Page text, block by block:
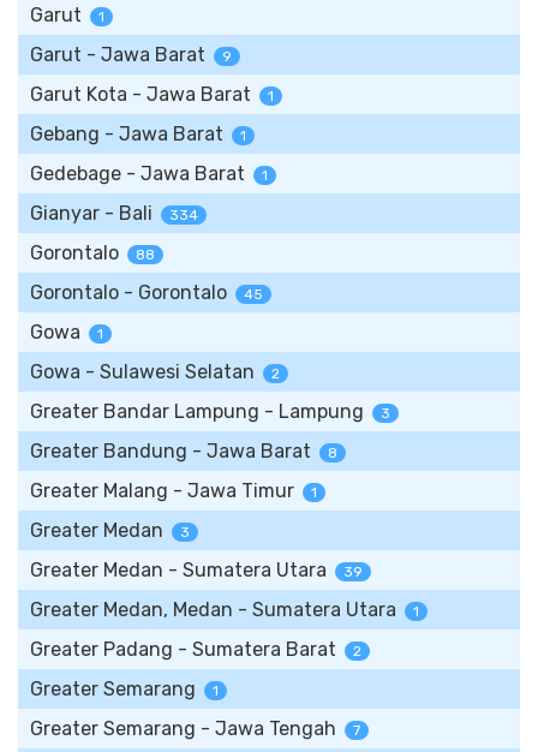
Garut 1
Garut - Jawa Barat 9
Garut Kota - Jawa Barat 1
Gebang - Jawa Barat 1
Gedebage - Jawa Barat 1
Gianyar - Bali 334
Gorontalo 88
Gorontalo - Gorontalo 45
Gowa 1
Gowa - Sulawesi Selatan 2
Greater Bandar Lampung - Lampung 3
Greater Bandung - Jawa Barat 8
Greater Malang - Jawa Timur 1
Greater Medan 3
Greater Medan - Sumatera Utara 39
Greater Medan, Medan - Sumatera Utara 1
Greater Padang - Sumatera Barat 2
Greater Semarang 1
Greater Semarang - Jawa Tengah 7